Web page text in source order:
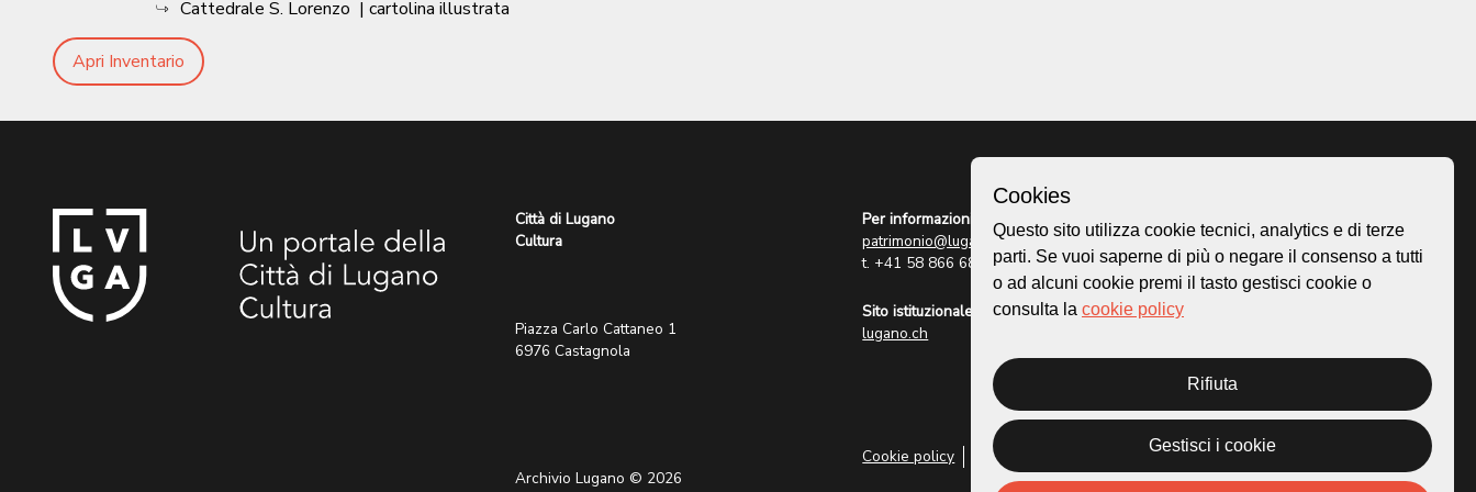
Cattedrale S. Lorenzo | cartolina illustrata
Apri Inventario
Città di Lugano
Cultura
Piazza Carlo Cattaneo 1
6976 Castagnola
Archivio Lugano © 2026
Per informazioni:
patrimonio@lugano.ch
t. +41 58 866 68 50
Sito istituzionale:
lugano.ch
Cookie policy Privacy Policy
Homepage
Mappa
Storie
Cookies
Questo sito utilizza cookie tecnici, analytics e di terze
parti. Se vuoi saperne di più o negare il consenso a tutti
o ad alcuni cookie premi il tasto gestisci cookie o
consulta la cookie policy
Rifiuta
Gestisci i cookie